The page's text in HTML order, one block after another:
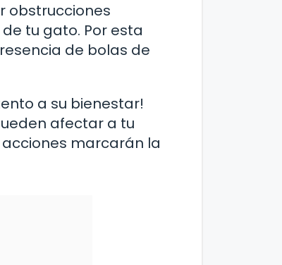
obstrucciones
tu gato. Por esta
de bolas de
a su bienestar!
afectar a tu
marcarán la